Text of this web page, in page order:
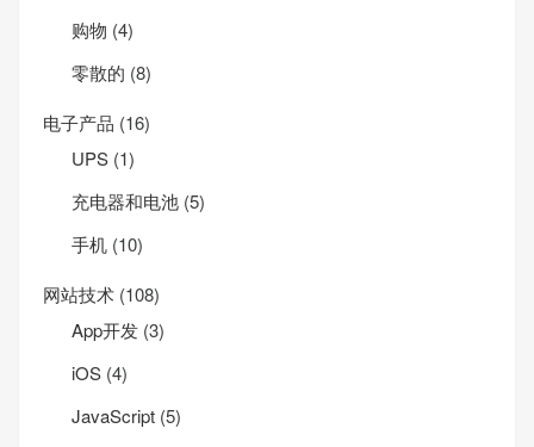
购物 (4)
零散的 (8)
电子产品 (16)
UPS (1)
充电器和电池 (5)
手机 (10)
网站技术 (108)
App开发 (3)
iOS (4)
JavaScript (5)